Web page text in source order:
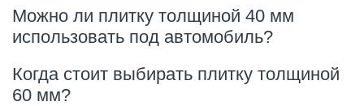
Можно ли плитку толщиной 40 мм
использовать под автомобиль?
Когда стоит выбирать плитку толщиной
60 мм?